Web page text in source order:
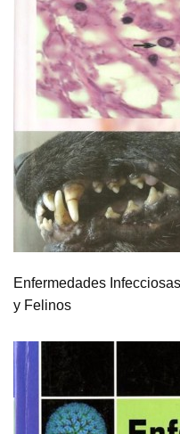
Enfermedades
y Felinos